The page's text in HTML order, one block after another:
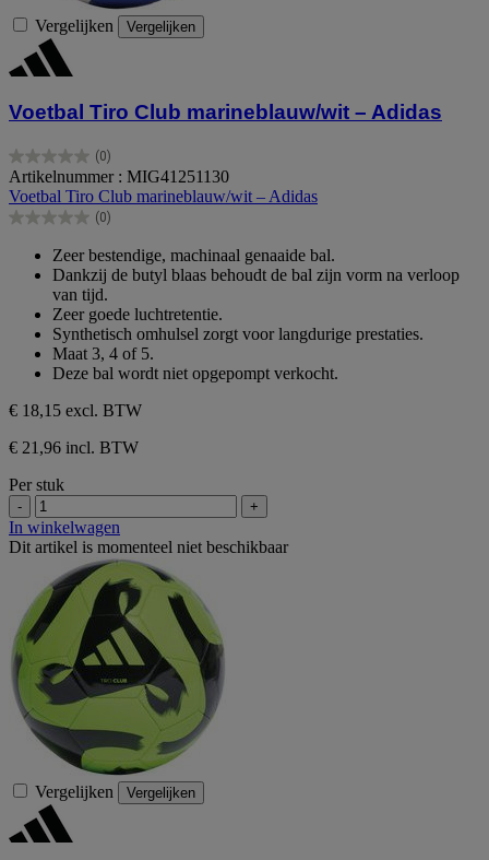
Vergelijken Vergelijken
Voetbal Tiro Club marineblauw/wit – Adidas
(0)
0.0
van
de
5
Artikelnummer : MIG41251130
Voetbal Tiro Club marineblauw/wit – Adidas
(0)
0.0
sterren.
Zeer bestendige, machinaal genaaide bal.
Dankzij de butyl blaas behoudt de bal zijn vorm na verloop
van tijd.
Zeer goede luchtretentie.
Synthetisch omhulsel zorgt voor langdurige prestaties.
Maat 3, 4 of 5.
Deze bal wordt niet opgepompt verkocht.
€ 18,15 excl. BTW
€ 21,96 incl. BTW
Per stuk
- +
In winkelwagen
Dit artikel is momenteel niet beschikbaar
Vergelijken Vergelijken